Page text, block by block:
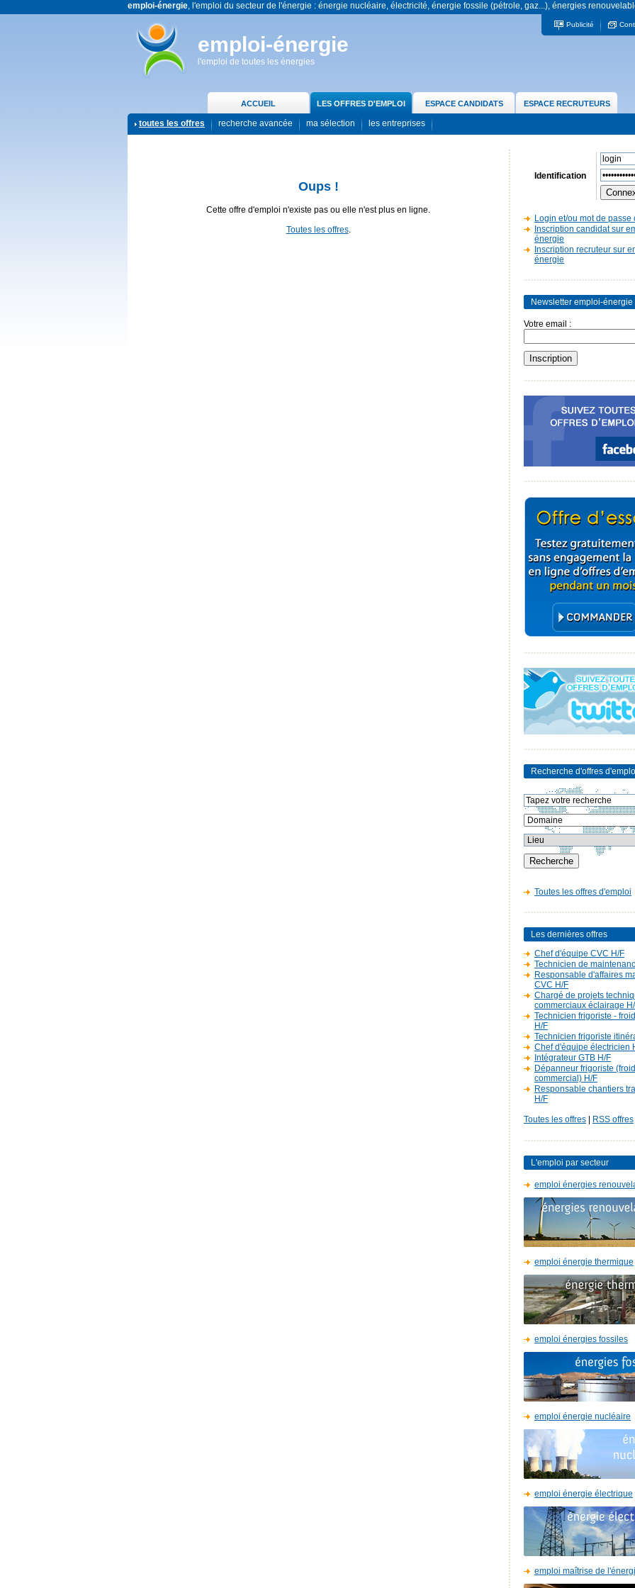
emploi-énergie, l'emploi du secteur de l'énergie : énergie nucléaire, électricité, énergie fossile (pétrole, gaz...), énergies
emploi-énergie
l'emploi de toutes les énergies
Publicité
ACCUEIL LES OFFRES D'EMPLOI ESPACE CANDIDATS ESPACE RECRUTEURS
toutes les offres recherche avancée ma sélection les entreprises
Oups !
Cette offre d'emploi n'existe pas ou elle n'est plus en ligne.
Toutes les offres.
Identification
Login et/ou mot de passe
Inscription candidat sur
énergie
Inscription recruteur sur
énergie
Newsletter emploi-énergie
Votre email :
Recherche d'offres
Toutes les offres d'emploi
Les dernières offres
Chef d'équipe CVC H/F
Technicien de
Responsable d'affaires
CVC H/F
Chargé de projets
commerciaux éclairage
Technicien frigoriste -
H/F
Technicien frigoriste
Chef d'équipe électricien
Intégrateur GTB H/F
Dépanneur frigoriste (froid
commercial) H/F
Responsable chantiers
H/F
Toutes les offres RSS offres
L'emploi par secteur
emploi énergies
emploi énergie thermique
emploi énergies fossiles
emploi énergie nucléaire
emploi énergie électrique
emploi maîtrise de